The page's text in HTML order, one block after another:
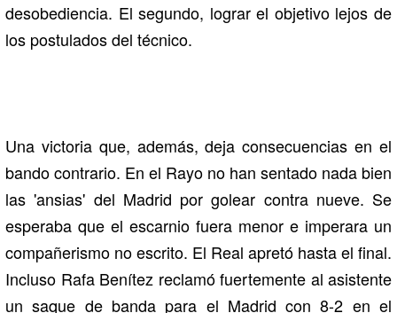
desobediencia. El segundo, lograr el objetivo lejos de
los postulados del técnico.
Una victoria que, además, deja consecuencias en el
bando contrario. En el Rayo no han sentado nada bien
las 'ansias' del Madrid por golear contra nueve. Se
esperaba que el escarnio fuera menor e imperara un
compañerismo no escrito. El Real apretó hasta el final.
Incluso Rafa Benítez reclamó fuertemente al asistente
un saque de banda para el Madrid con 8-2 en el